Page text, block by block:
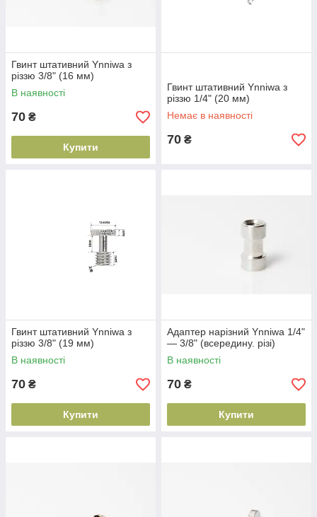
Гвинт штативний Ynniwa з
різзю 3/8" (16 мм)
В наявності
70 ₴
Купити
Гвинт штативний Ynniwa з
різзю 1/4" (20 мм)
Немає в наявності
70 ₴
Гвинт штативний Ynniwa з
різзю 3/8" (19 мм)
В наявності
70 ₴
Купити
Адаптер нарізний Ynniwa 1/4"
— 3/8" (всередину. різі)
В наявності
70 ₴
Купити